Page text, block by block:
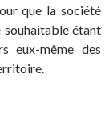
que la société
souhaitable étant
eux-même des